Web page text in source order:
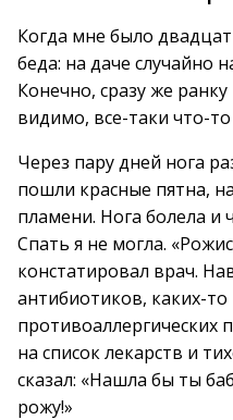
Когда мне было
беда: на даче случайно
Конечно, сразу же
видимо, все-таки что-
Через пару дней нога
пошли красные пятна,
пламени. Нога болела и
Спать я не могла.
констатировал врач.
антибиотиков, каких-то
противоаллергических
на список лекарств и
сказал: «Нашла бы ты
рожу!»